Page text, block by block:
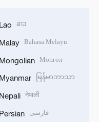
Lao ລາວ
Malay Bahasa Melayu
Mongolian Монгол
Myanmar မြန်မာဘာသာ
Nepali नेपाली
Persian فارسی